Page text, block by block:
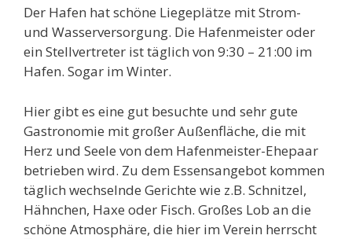
Der Hafen hat schöne Liegeplätze mit Strom-
und Wasserversorgung. Die Hafenmeister oder
ein Stellvertreter ist täglich von 9:30 – 21:00 im
Hafen. Sogar im Winter.
Hier gibt es eine gut besuchte und sehr gute
Gastronomie mit großer Außenfläche, die mit
Herz und Seele von dem Hafenmeister-Ehepaar
betrieben wird. Zu dem Essensangebot kommen
täglich wechselnde Gerichte wie z.B. Schnitzel,
Hähnchen, Haxe oder Fisch. Großes Lob an die
schöne Atmosphäre, die hier im Verein herrscht